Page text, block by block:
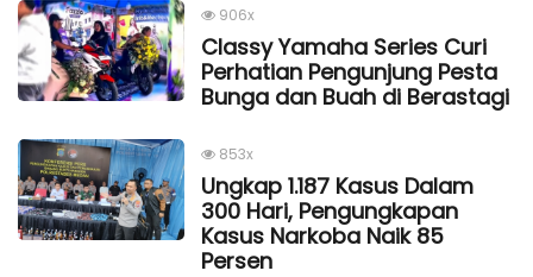
906x
Classy Yamaha Series Curi
Perhatian Pengunjung Pesta
Bunga dan Buah di Berastagi
853x
Ungkap 1.187 Kasus Dalam
300 Hari, Pengungkapan
Kasus Narkoba Naik 85
Persen